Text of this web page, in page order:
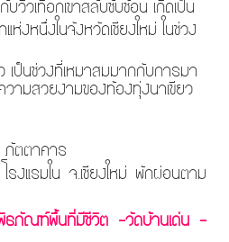
บวิวเทือกเขาสลับซับซ้อน เกิดเป็น
ห่งหนึ่งในจังหวัดเชียงใหม่ ในช่วง
นช่วงที่เหมาสมมากกับการมา
ามสวยงามของท้องทุ่งนาเขียว
ภัตตาคาร
รงแรมใน จ.เชียงใหม่ พักผ่อนตาม
ธภัณฑ์พื้นที่มีชีวิต -วัดบ้านเด่น -